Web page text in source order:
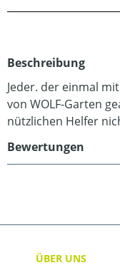
Beschreibung
Jeder. der einmal
von WOLF-Garten
nützlichen Helfer
Bewertungen
ÜBER UNS